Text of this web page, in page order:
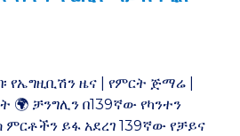
የኤግዚቢሽን ዜና | የምርት ጅማሬ |
🌍 ቻንግሊን በ139ኛው የካንተን
ምርቶችን ይፋ አደረገ 139ኛው የቻይና